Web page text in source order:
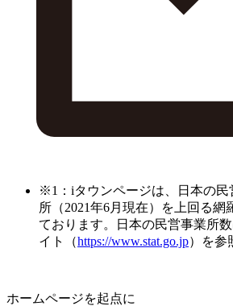
※1：iタウンページは、日本の民
所（2021年6月現在）を上回る網
ております。日本の民営事業所
イト（https://www.stat.go.jp）を参
ホームページを起点に